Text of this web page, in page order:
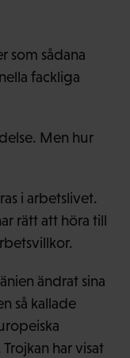
som sådana
fackliga
Men hur
i arbetslivet.
rätt att höra till
ändrat sina
så kallade
har visat